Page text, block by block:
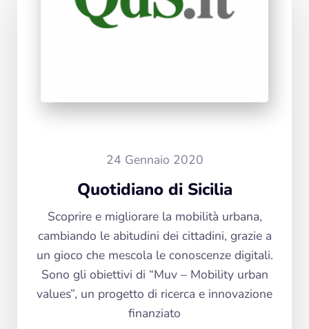
24 Gennaio 2020
Quotidiano di Sicilia
Scoprire e migliorare la mobilità urbana,
cambiando le abitudini dei cittadini, grazie a
un gioco che mescola le conoscenze digitali.
Sono gli obiettivi di “Muv – Mobility urban
values”, un progetto di ricerca e innovazione
finanziato